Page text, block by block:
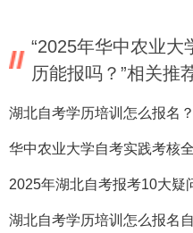
“2025年华中农业大
历能报吗？”相关推